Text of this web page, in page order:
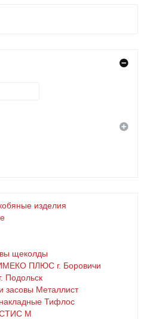
изделия
щеколды
ПЛЮС г. Боровичи
Подольск
засовы Металлист
Тифлос
СТИС М